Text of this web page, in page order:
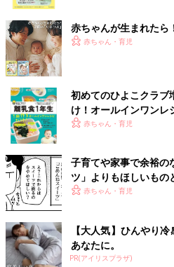
赤ちゃんが生まれたら
赤ちゃん・育児
初めてのひよこクラブ
け！オールインワン​レ
赤ちゃん・育児
子育てや家事で余裕の
ツ」よりもほしいもの
赤ちゃん・育児
【大人気】ひんやり
あなたに。
PR(アイリスプラザ)